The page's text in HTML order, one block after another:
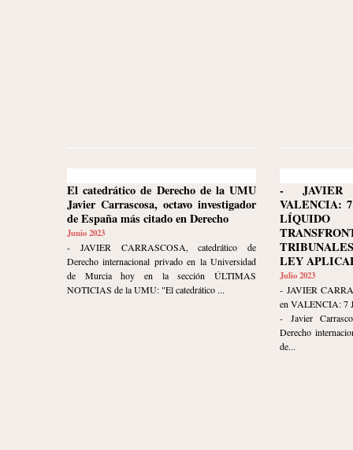
El catedrático de Derecho de la UMU
Javier Carrascosa, octavo investigador
de España más citado en Derecho
Junio 2023
- JAVIER CARRASCOSA, catedrático de
Derecho internacional privado en la Universidad
de Murcia hoy en la sección ÚLTIMAS
NOTICIAS de la UMU: "El catedrático ...
- JAVIER
VALENCIA:
LEY
Julio 2023
- JAVIER
en VALENCIA: 7
- Javier
Derecho
de...